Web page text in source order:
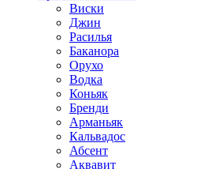
Виски
Джин
Расилья
Баканора
Орухо
Водка
Коньяк
Бренди
Арманьяк
Кальвадос
Абсент
Аквавит